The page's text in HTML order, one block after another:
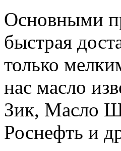
Основными
быстрая
только
нас масло
Зик, Масло
Роснефть и